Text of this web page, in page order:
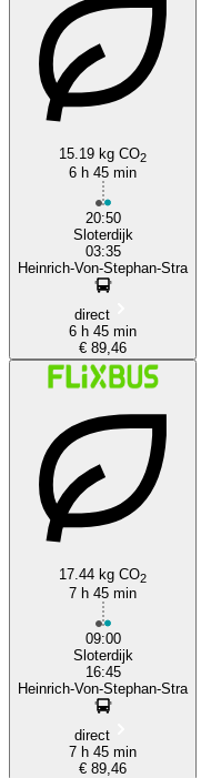
15.19 kg CO2
6 h 45 min
20:50
Sloterdijk
03:35
Heinrich-Von-Stephan-Stra
direct
6 h 45 min
€ 89,46
17.44 kg CO2
7 h 45 min
09:00
Sloterdijk
16:45
Heinrich-Von-Stephan-Stra
direct
7 h 45 min
€ 89,46